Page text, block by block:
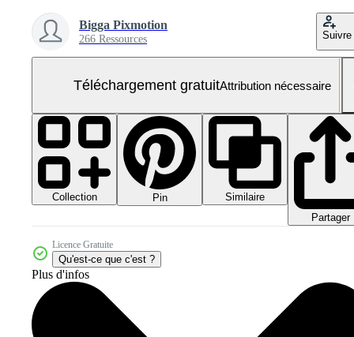
Bigga Pixmotion
266 Ressources Suivre
Téléchargement gratuitAttribution nécessaire
Collection Pin
Similaire
Partager
Licence Gratuite
Qu'est-ce que c'est ?
Plus d'infos